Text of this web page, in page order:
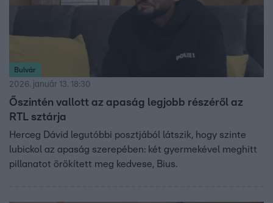
Bulvár
2026. január 13. 18:30
Őszintén vallott az apaság legjobb részéről az
RTL sztárja
Herceg Dávid legutóbbi posztjából látszik, hogy szinte
lubickol az apaság szerepében: két gyermekével meghitt
pillanatot örökített meg kedvese, Bius.